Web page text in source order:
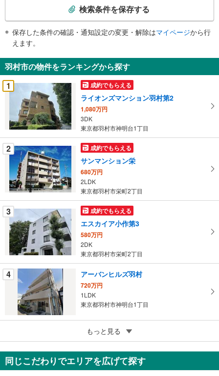
知
を
受
け
・
件
を
マ
イ
ペ
ー
ジ
に
保
存
す
る
検索条件を保存する
保存した条件の確認・通知設定の変更・解除はマイページから行
えます。
羽村市の物件をランキングから探す
1
成約でもらえる
ライオンズマンション羽村第2
1,080万円
3DK
東京都羽村市神明台1丁目
2 成約でもらえる
サンマンション栄
680万円
2LDK
東京都羽村市栄町2丁目
3 成約でもらえる
エスカイア小作第3
580万円
2DK
東京都羽村市栄町2丁目
4 アーバンヒルズ羽村
720万円
1LDK
東京都羽村市神明台1丁目
成約でもらえる
第一羽村マンション
500万円
2DK
もっと見る
同じこだわりでエリアを広げて探す